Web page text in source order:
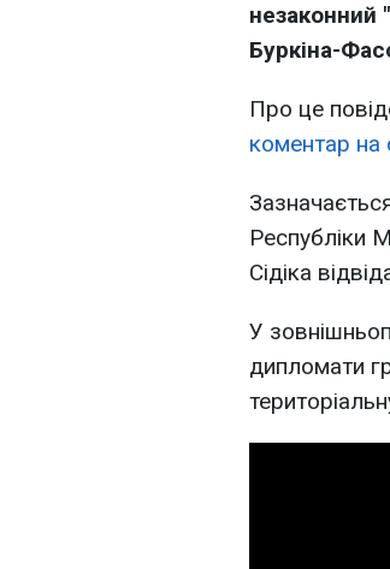
незаконний
Буркіна-
Про це
коментар на
Республіки
Сідіка
У
дипломати